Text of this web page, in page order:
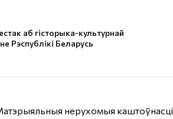
аб гісторыка-культурнай
Рэспублікі Беларусь
нерухомыя каштоўнасці